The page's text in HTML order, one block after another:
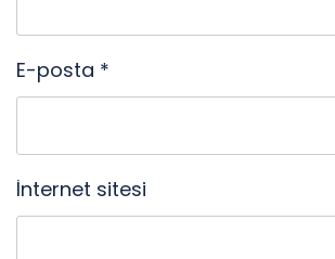
E-posta *
İnternet sitesi